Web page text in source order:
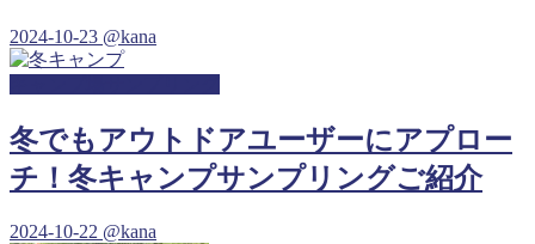
2024-10-23 @kana
冬でもアウトドアユーザーにアプロー
チ！冬キャンプサンプリングご紹介
2024-10-22 @kana